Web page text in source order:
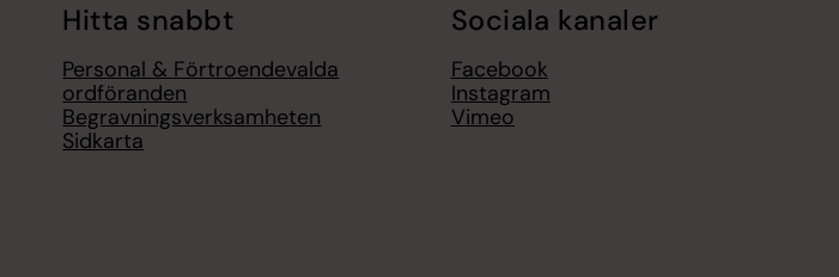
Hitta snabbt
Personal & Förtroendevalda
ordföranden
Begravningsverksamheten
Sidkarta
Sociala kanaler
Facebook
Instagram
Vimeo